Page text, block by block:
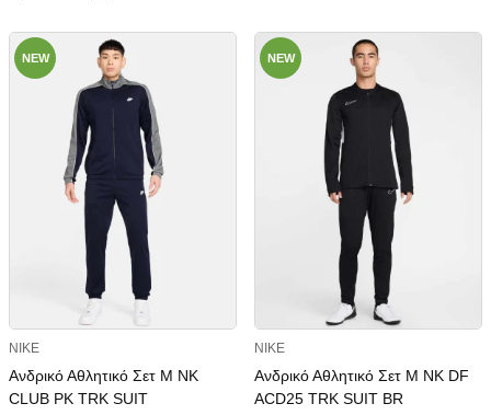
NEW
NIKE
Ανδρικό Αθλητικό Σετ M NK
CLUB PK TRK SUIT
NEW
NIKE
Ανδρικό Αθλητικό Σετ M NK DF
ACD25 TRK SUIT BR